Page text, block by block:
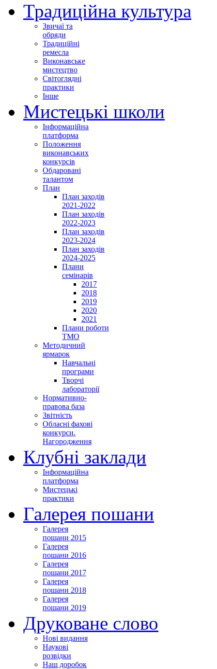
Традиційна культура
Звичаї та
обряди
Традиційні
ремесла
Виконавське
мистецтво
Світоглядні
практики
Інше
Мистецькі школи
Інформаційна
платформа
Положення
виконавських
конкурсів
Обдаровані
талантом
План
План заходів
2021-2022
План заходів
2022-2023
План заходів
2023-2024
План заходів
2024-2025
Плани
семінарів
2017
2018
2019
2020
2021
Плани роботи
ТМО
Методичний
ярмарок
Навчальні
програми
Творчі
лабораторії
Нормативно-
правова база
Звітність
Обласні фахові
конкурси.
Нагородження
Клубні заклади
Інформаційна
платформа
Мистецькі
практики
Галерея пошани
Галерея
пошани 2015
Галерея
пошани 2016
Галерея
пошани 2017
Галерея
пошани 2018
Галерея
пошани 2019
Друковане слово
Нові видання
Наукові
розвідки
Наш доробок